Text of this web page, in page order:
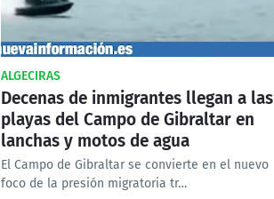
ALGECIRAS
Decenas de inmigrantes llegan a las
playas del Campo de Gibraltar en
lanchas y motos de agua
El Campo de Gibraltar se convierte en el nuevo
foco de la presión migratoria tr…